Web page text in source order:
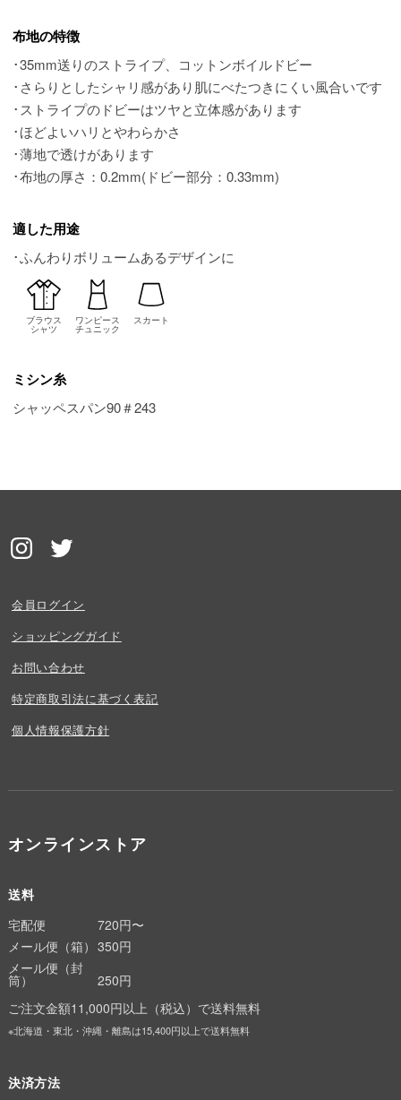
布地の特徴
･35mm送りのストライプ、コットンボイルドビー
･さらりとしたシャリ感があり肌にべたつきにくい風合いです
･ストライプのドビーはツヤと立体感があります
･ほどよいハリとやわらかさ
･薄地で透けがあります
･布地の厚さ：0.2mm(ドビー部分：0.33mm)
適した用途
･ふんわりボリュームあるデザインに
ブラウス
シャツ
ワンピース
チュニック
スカート
ミシン糸
シャッペスパン90＃243
会員ログイン
ショッピングガイド
お問い合わせ
特定商取引法に基づく表記
個人情報保護方針
オンラインストア
送料
宅配便
720円〜
メール便（箱） 350円
メール便（封
筒）
250円
ご注文金額11,000円以上（税込）で送料無料
※北海道・東北・沖縄・離島は15,400円以上で送料無料
決済方法